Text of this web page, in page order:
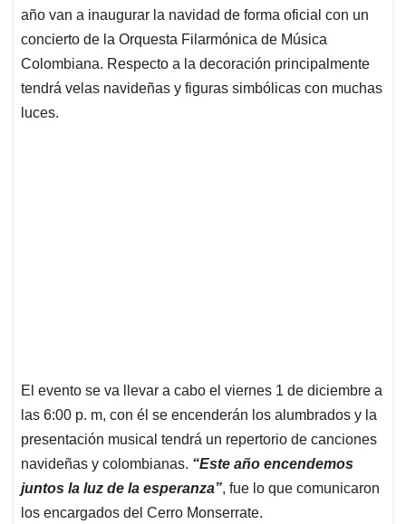
año van a inaugurar la navidad de forma oficial con un
concierto de la Orquesta Filarmónica de Música
Colombiana. Respecto a la decoración principalmente
tendrá velas navideñas y figuras simbólicas con muchas
luces.
El evento se va llevar a cabo el viernes 1 de diciembre a
las 6:00 p. m, con él se encenderán los alumbrados y la
presentación musical tendrá un repertorio de canciones
navideñas y colombianas. “Este año encendemos
juntos la luz de la esperanza”, fue lo que comunicaron
los encargados del Cerro Monserrate.